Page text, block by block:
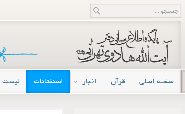
صفحه اصلی قرآن اخبار استفتائات لیست